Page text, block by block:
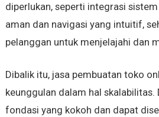
diperlukan, seperti integrasi
aman dan navigasi yang intuitif,
pelanggan untuk menjelajahi dan
Dibalik itu, jasa pembuatan toko
keunggulan dalam hal skalabilitas.
fondasi yang kokoh dan dapat